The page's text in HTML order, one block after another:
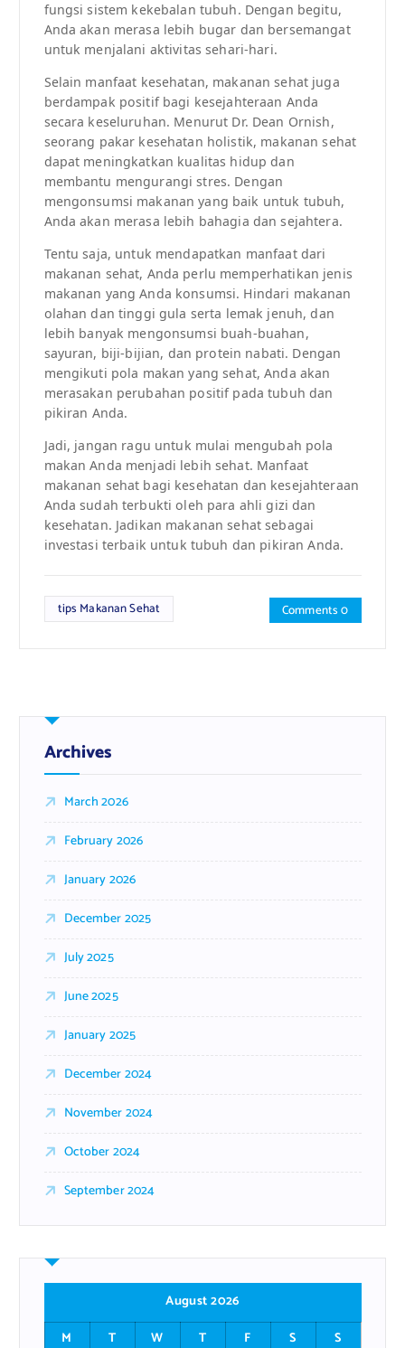
fungsi sistem kekebalan tubuh. Dengan begitu,
Anda akan merasa lebih bugar dan bersemangat
untuk menjalani aktivitas sehari-hari.
Selain manfaat kesehatan, makanan sehat juga
berdampak positif bagi kesejahteraan Anda
secara keseluruhan. Menurut Dr. Dean Ornish,
seorang pakar kesehatan holistik, makanan sehat
dapat meningkatkan kualitas hidup dan
membantu mengurangi stres. Dengan
mengonsumsi makanan yang baik untuk tubuh,
Anda akan merasa lebih bahagia dan sejahtera.
Tentu saja, untuk mendapatkan manfaat dari
makanan sehat, Anda perlu memperhatikan jenis
makanan yang Anda konsumsi. Hindari makanan
olahan dan tinggi gula serta lemak jenuh, dan
lebih banyak mengonsumsi buah-buahan,
sayuran, biji-bijian, dan protein nabati. Dengan
mengikuti pola makan yang sehat, Anda akan
merasakan perubahan positif pada tubuh dan
pikiran Anda.
Jadi, jangan ragu untuk mulai mengubah pola
makan Anda menjadi lebih sehat. Manfaat
makanan sehat bagi kesehatan dan kesejahteraan
Anda sudah terbukti oleh para ahli gizi dan
kesehatan. Jadikan makanan sehat sebagai
investasi terbaik untuk tubuh dan pikiran Anda.
tips Makanan Sehat Comments 0
Archives
March 2026
February 2026
January 2026
December 2025
July 2025
June 2025
January 2025
December 2024
November 2024
October 2024
September 2024
August 2026
M
T W T F S
S